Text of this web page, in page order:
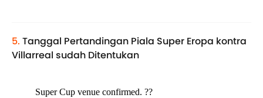
5. Tanggal Pertandingan Piala Super Eropa kontra
Villarreal sudah Ditentukan
Super Cup venue confirmed. ??